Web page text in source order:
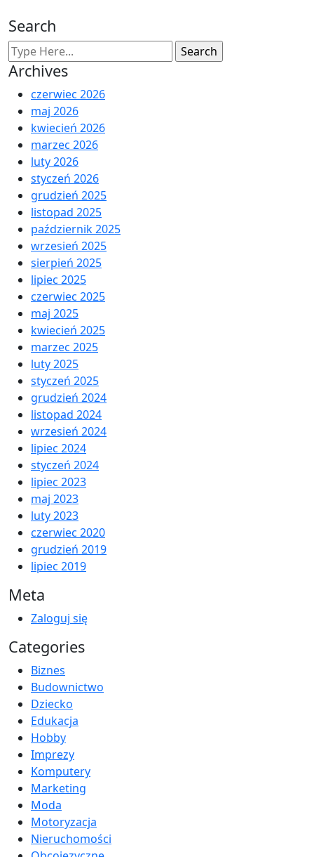
Search
Archives
czerwiec 2026
maj 2026
kwiecień 2026
marzec 2026
luty 2026
styczeń 2026
grudzień 2025
listopad 2025
październik 2025
wrzesień 2025
sierpień 2025
lipiec 2025
czerwiec 2025
maj 2025
kwiecień 2025
marzec 2025
luty 2025
styczeń 2025
grudzień 2024
listopad 2024
wrzesień 2024
lipiec 2024
styczeń 2024
lipiec 2023
maj 2023
luty 2023
czerwiec 2020
grudzień 2019
lipiec 2019
Meta
Zaloguj się
Categories
Biznes
Budownictwo
Dziecko
Edukacja
Hobby
Imprezy
Komputery
Marketing
Moda
Motoryzacja
Nieruchomości